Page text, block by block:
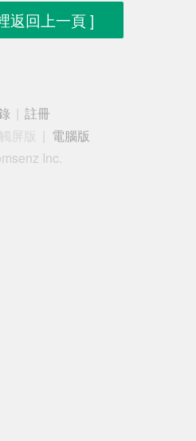
返回上一頁 ]
註冊
觸屏版
電腦版
Inc.